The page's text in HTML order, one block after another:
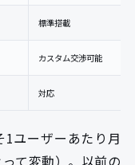
標準搭載
カスタム交渉可能
対応
ユーザーあたり月
て変動）。以前の